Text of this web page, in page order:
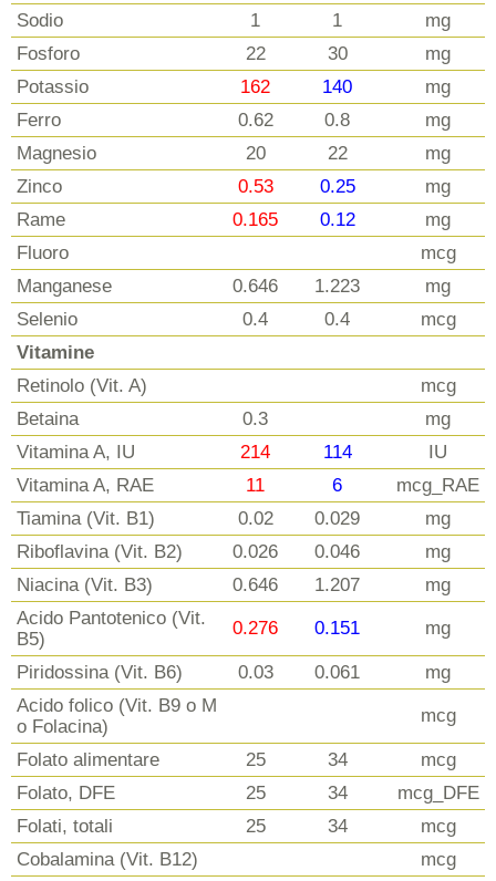
Sodio
1 1
mg
Fosforo
22 30
mg
Potassio
162 140
mg
Ferro
0.62 0.8
mg
Magnesio
20 22
mg
Zinco
0.53 0.25
mg
Rame
0.165 0.12
mg
Fluoro
mcg
Manganese
0.646 1.223
mg
Selenio
0.4 0.4
mcg
Vitamine
Retinolo (Vit. A)
mcg
Betaina
0.3
mg
Vitamina A, IU
214 114
IU
Vitamina A, RAE
11 6
mcg_RAE
Tiamina (Vit. B1)
0.02 0.029
mg
Riboflavina (Vit. B2)
0.026 0.046
mg
Niacina (Vit. B3)
0.646 1.207
mg
Acido Pantotenico (Vit.
B5)
0.276 0.151 mg
Piridossina (Vit. B6) 0.03 0.061
mg
Acido folico (Vit. B9 o M
o Folacina)
mcg
Folato alimentare 25 34
mcg
Folato, DFE
25 34
mcg_DFE
Folati, totali
25 34
mcg
Cobalamina (Vit. B12)
mcg